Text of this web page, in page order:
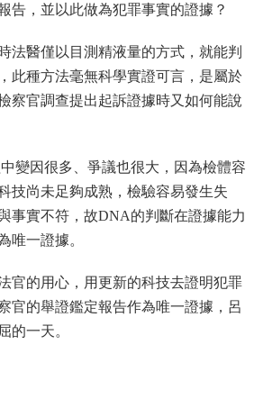
告，並以此做為犯罪事實的證據？
法醫僅以目測精液量的方式，就能判
此種方法毫無科學實證可言，是屬於
察官調查提出起訴證據時又如何能說
變因很多、爭議也很大，因為檢體容
技尚未足夠成熟，檢驗容易發生失
事實不符，故DNA的判斷在證據能力
唯一證據。
官的用心，用更新的科技去證明犯罪
官的舉證鑑定報告作為唯一證據，呂
的一天。